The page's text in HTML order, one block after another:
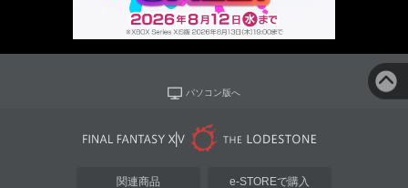
パソコン版へ
関連商品 e-STOREで購入